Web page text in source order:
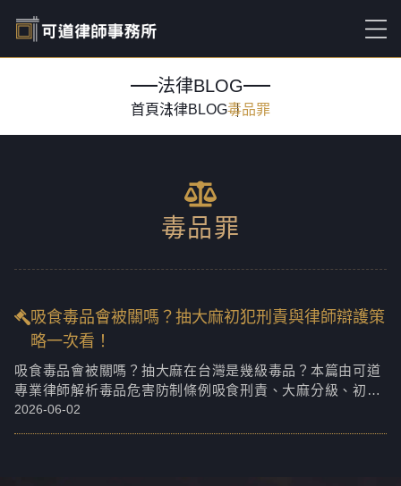
法律BLOG
首頁法律BLOG毒品罪
毒品罪
吸食毒品會被關嗎？抽大麻初犯刑責與律師辯護策
略一次看！
吸食毒品會被關嗎？抽大麻在台灣是幾級毒品？本篇由可道
專業律師解析毒品危害防制條例吸食刑責、大麻分級、初犯
觀察勒戒與戒癮治療緩起訴制度，完整刑度對照表、5 大常
2026-06-02